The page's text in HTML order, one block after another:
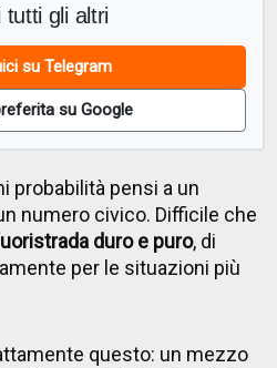
gli altri
su Telegram
su Google
probabilità pensi a un
numero civico. Difficile che
duro e puro, di
per le situazioni più
questo: un mezzo